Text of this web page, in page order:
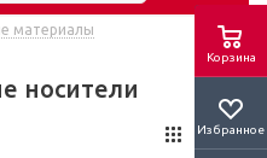
Корзина
Избранное
материалы
носители